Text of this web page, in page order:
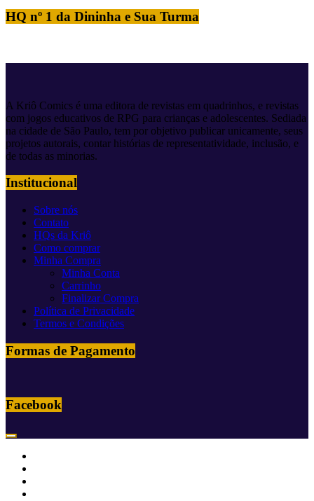
HQ nº 1 da Dininha e Sua Turma
A Kriô Comics é uma editora de revistas em quadrinhos, e revistas
com jogos educativos de RPG para crianças e adolescentes. Sediada
na cidade de São Paulo, tem por objetivo publicar unicamente, seus
projetos autorais, contar histórias de representatividade, inclusão, e
de todas as minorias.
Institucional
Sobre nós
Contato
HQs da Kriô
Como comprar
Minha Compra
Minha Conta
Carrinho
Finalizar Compra
Política de Privacidade
Termos e Condições
Formas de Pagamento
Facebook